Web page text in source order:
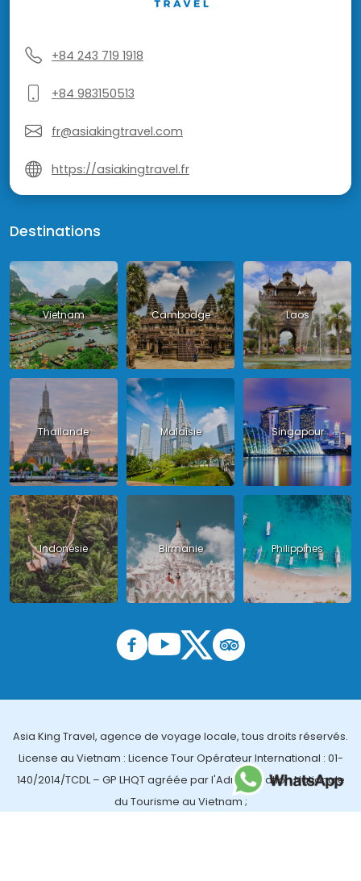
+84 243 719 1918
+84 983150513
fr@asiakingtravel.com
https://asiakingtravel.fr
Destinations
Vietnam Cambodge Laos
Thailande Malaisie Singapour
Indonésie Birmanie Philippines
Asia King Travel, agence de voyage locale, tous droits réservés.
License au Vietnam : Licence Tour Opérateur International : 01-
140/2014/TCDL – GP LHQT agréée par l'Administration Nationale
du Tourisme au Vietnam ;